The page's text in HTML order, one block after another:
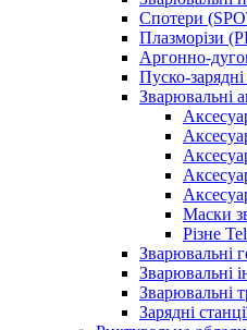
Спотери
Плазморізи
Аргонно-
Пуско-
Зварювальні
Маски
Різне
Зварювальні
Зварювальні
Зварювальні
Зарядні